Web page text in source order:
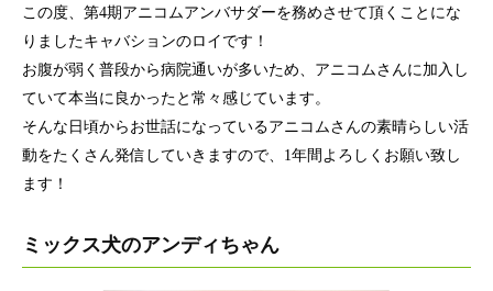
この度、第4期アニコムアンバサダーを務めさせて頂くことにな
りましたキャバションのロイです！
お腹が弱く普段から病院通いが多いため、アニコムさんに加入し
ていて本当に良かったと常々感じています。
そんな日頃からお世話になっているアニコムさんの素晴らしい活
動をたくさん発信していきますので、1年間よろしくお願い致し
ます！
ミックス犬のアンディちゃん